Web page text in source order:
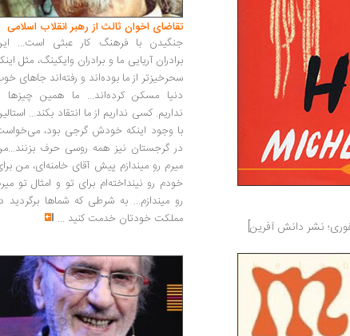
نشر دانش آفرین]
تقاضای اخوان ثالث از رهبر انقلاب اسلامی
جنگیدن با فرهنگ کار عبثی است...
برادران آریایی ما و برادران وایکینگ، مثل
سحرخیزتر از ما بوده‌اند و رفته‌اند جاهای
دنیا مسکن کرده‌اند... ما همین چیزها
نداریم. کسی نداریم از ما انتقاد بکند...
با وجود اینکه خودش گرجی بود،
در گرجستان نیز همه روسی حرف
میرم رو میندازم پیش آقای خامنه‌ای، من
خودم رو نینداخته‌ام برای تو و امثال تو
رو میندازم... به شرطی که شماها برگردید
مملکت خودتان خدمت کنید ...